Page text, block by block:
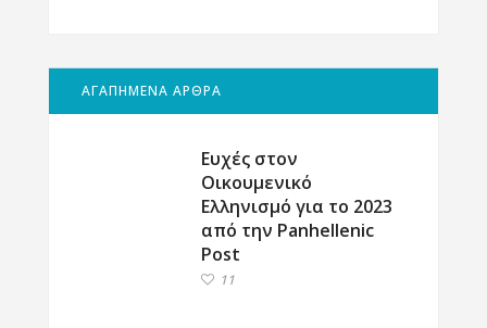
ΑΓΑΠΗΜΕΝΑ ΑΡΘΡΑ
Ευχές στον
Οικουμενικό
Ελληνισμό για το 2023
από την Panhellenic
Post
11